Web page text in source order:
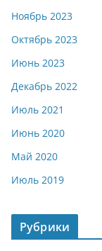
Ноябрь 2023
Октябрь 2023
Июнь 2023
Декабрь 2022
Июль 2021
Июнь 2020
Май 2020
Июль 2019
Рубрики